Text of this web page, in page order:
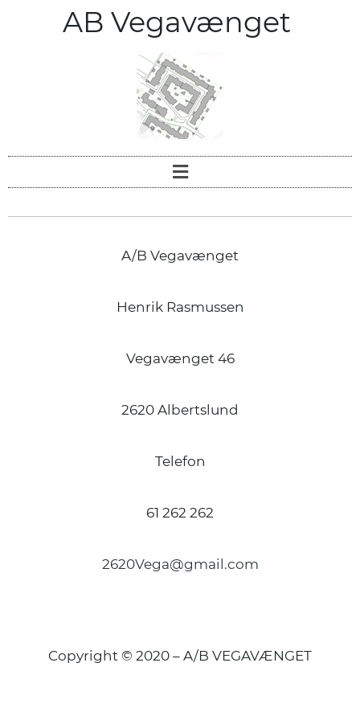
AB Vegavænget
A/B Vegavænget
Henrik Rasmussen
Vegavænget 46
2620 Albertslund
Telefon
61 262 262
2620Vega@gmail.com
Copyright © 2020 – A/B VEGAVÆNGET